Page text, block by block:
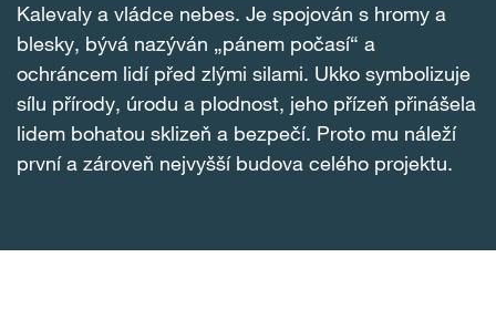
Kalevaly a vládce nebes. Je spojován s hromy a
blesky, bývá nazýván „pánem počasí“ a
ochráncem lidí před zlými silami. Ukko symbolizuje
sílu přírody, úrodu a plodnost, jeho přízeň přinášela
lidem bohatou sklizeň a bezpečí. Proto mu náleží
první a zároveň nejvyšší budova celého projektu.